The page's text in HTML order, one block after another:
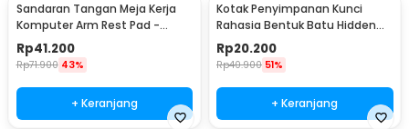
Sandaran Tangan Meja Kerja
Komputer Arm Rest Pad -
91526
Rp41.200
Rp71.900 43%
+ Keranjang
Kotak Penyimpanan Kunci
Rahasia Bentuk Batu Hidden
Key Box - B0521
Rp20.200
Rp40.900 51%
+ Keranjang